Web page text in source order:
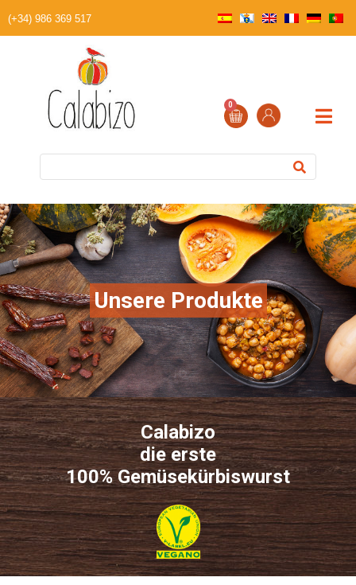
(+34) 986 369 517
0
Unsere Produkte
Calabizo
die erste
100% Gemüsekürbiswurst